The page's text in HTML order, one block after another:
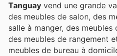
Tanguay vend une grande
des meubles de salon, des
salle à manger, des meubles
des meubles de rangement
meubles de bureau à